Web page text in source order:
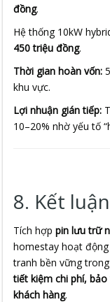
đồng.
Hệ thống 10kW
450 triệu đồng.
Thời gian hoàn vốn:
khu vực.
Lợi nhuận gián tiếp:
10–20% nhờ yếu tố
8. Kết luận
Tích hợppin lưu trữ
homestay hoạt động
tranh bền vững
tiết kiệm chi phí,
khách hàng.